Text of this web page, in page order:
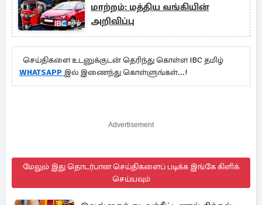
மாற்றம்: மத்திய வங்கியின்
அறிவிப்பு
செய்திகளை உடனுக்குடன் தெரிந்து கொள்ள IBC தமிழ்
WHATSAPP இல் இணைந்து கொள்ளுங்கள்...!
Advertisement
மேலும் இது தொடர்பான செய்திகளைப் படிக்க இங்கே கிளிக்
செய்யவும்